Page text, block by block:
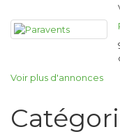
Voir plus d'annonces